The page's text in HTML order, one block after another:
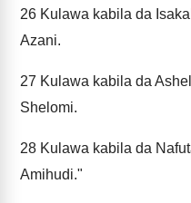
26 Kulawa kabila da
Azani.
27 Kulawa kabila da
Shelomi.
28 Kulawa kabila da
Amihudi."